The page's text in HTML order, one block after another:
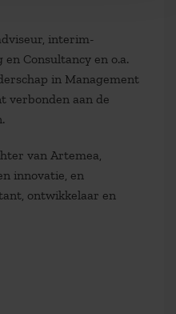
interim-
Consultancy en o.a.
in Management
verbonden aan de
van Artemea,
innovatie, en
ontwikkelaar en